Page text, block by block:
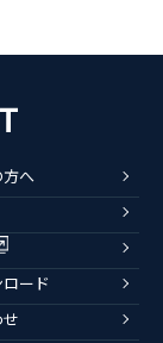
へ
ード